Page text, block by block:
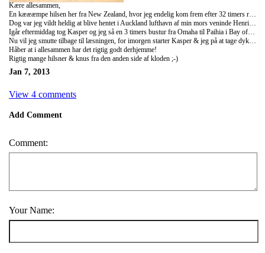
Kære allesammen,
En kæææmpe hilsen her fra New Zealand, hvor jeg endelig kom frem efter 32 timers rejse samt 12 timers tidsforskel.
Dog var jeg vildt heldig at blive hentet i Auckland lufthavn af min mors veninde Henriettes søn, Kasper, som bor herovre et par måneder hos nogle familievenner. Jeg har derfor tilbragt de sidste par dage i deres sommerhus i Omaha, nord for Auckland, som ligger direkte ned til havet. Allerede da jeg ankom d. 4. januar fik jeg 2013's første og aller største blåbær is og derudover blev det også til årets første dukkert! Derudover stod den på surfing i kæmpe bølger, snorkling ved Goat Island, flandering og en masse andet sjovt. Alt i alt var det den aller bedste start sammen med nogle vildt søde og varme New zealændere!
Igår eftermiddag tog Kasper og jeg så en 3 timers bustur fra Omaha til Paihia i Bay of Islands og her nyder vi rigtig godt af solen. Vi bor på det fedeste Base hostel med BBQ & bar hver aften og alle er bare vildt venlige og imødekomne!
Nu vil jeg smutte tilbage til læsningen, for imorgen starter Kasper & jeg på at tage dykker certifikat! Jaaaaaaaaay det bliver simpelthen så godt!
Håber at i allesammen har det rigtig godt derhjemme!
Rigtig mange hilsner & knus fra den anden side af kloden ;-)
Jan 7, 2013
View 4 comments
Add Comment
Comment:
Your Name: